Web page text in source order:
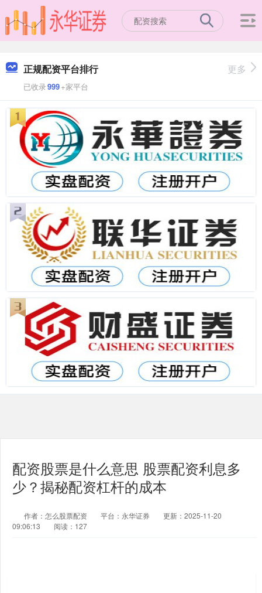
正规配资平台排行
已收录999+家平台
更多
配资股票是什么意思 股票配资利息多
少？揭秘配资杠杆的成本
作者：怎么股票配资 平台：永华证券
更新：2025-11-20
09:06:13
阅读：127